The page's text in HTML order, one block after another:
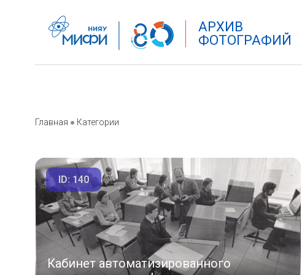
АРХИВ
ФОТОГРАФИЙ
Главная ● Категории
ID: 140
Кабинет автоматизированного